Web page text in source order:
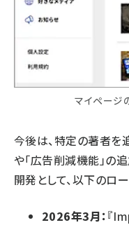
マイページ
今後は、特定の著者を
や「広告削減機能」の
開発として、以下のロ
2026年3月：『